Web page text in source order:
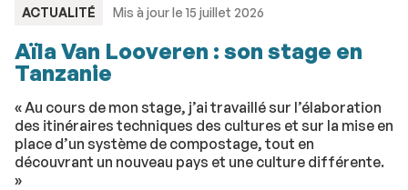
TYPE
ACTUALITÉ Mis à jour le 15 juillet 2026
Aïla Van Looveren : son stage en
Tanzanie
« Au cours de mon stage, j’ai travaillé sur l’élaboration
des itinéraires techniques des cultures et sur la mise en
place d’un système de compostage, tout en
découvrant un nouveau pays et une culture différente.
»